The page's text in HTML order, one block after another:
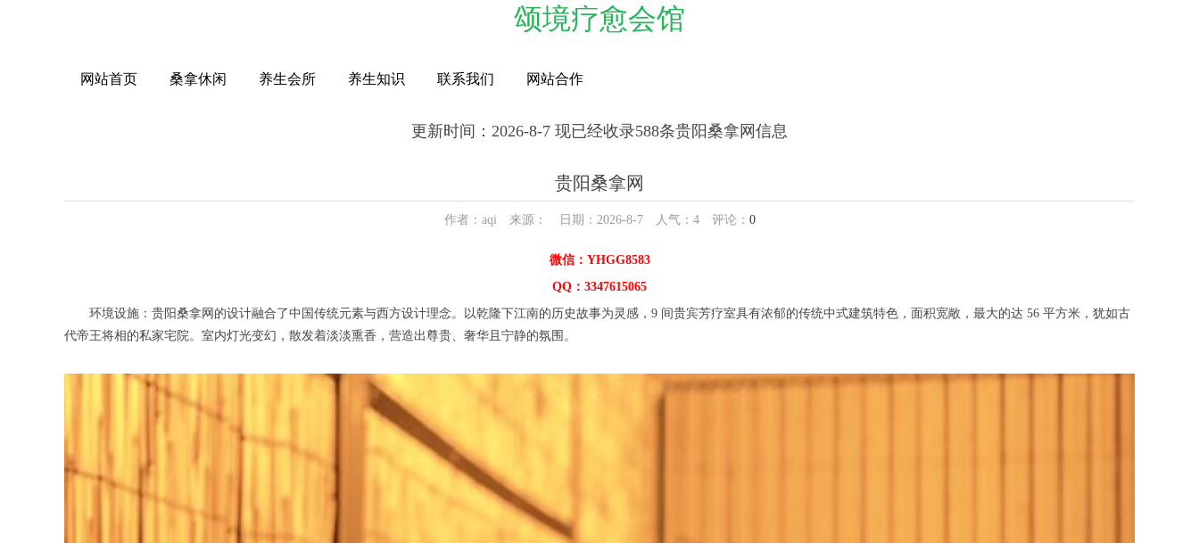
颂境疗愈会馆
网站首页 桑拿休闲 养生会所 养生知识 联系我们 网站合作
更新时间：2026-8-7 现已经收录588条贵阳桑拿网信息
贵阳桑拿网
作者：aqi 来源： 日期：2026-8-7 人气： 4评论： 0
微信：YHGG8583
QQ：3347615065
环境设施：贵阳桑拿网的设计融合了中国传统元素与西方设计理念。以乾隆下江南的历史故事为灵感，9 间贵宾芳疗室具有浓郁的传统中式建筑特色，面积宽敞，最大的达 56 平方米，犹如古
代帝王将相的私家宅院。室内灯光变幻，散发着淡淡熏香，营造出尊贵、奢华且宁静的氛围。